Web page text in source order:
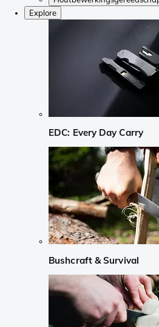
Explore
EDC: Every Day Carry
Bushcraft & Survival